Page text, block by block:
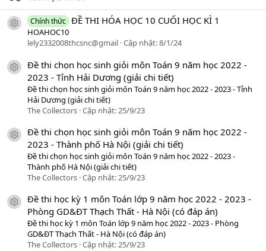
icon tài liệu
Chính thức ĐỀ THI HÓA HỌC 10 CUỐI HỌC KÌ 1
HOAHOC10
lely2332008thcsnc@gmail Cập nhật:8/1/24
icon tài liệu
Đề thi chọn học sinh giỏi môn Toán 9 năm học 2022 -
2023 - Tỉnh Hải Dương (giải chi tiết)
Đề thi chọn học sinh giỏi môn Toán 9 năm học 2022 - 2023 - Tỉnh
Hải Dương (giải chi tiết)
The Collectors Cập nhật:25/9/23
icon tài liệu
Đề thi chọn học sinh giỏi môn Toán 9 năm học 2022 -
2023 - Thành phố Hà Nội (giải chi tiết)
Đề thi chọn học sinh giỏi môn Toán 9 năm học 2022 - 2023 -
Thành phố Hà Nội (giải chi tiết)
The Collectors Cập nhật:25/9/23
icon tài liệu
Đề thi học kỳ 1 môn Toán lớp 9 năm học 2022 - 2023 -
Phòng GD&ĐT Thạch Thất - Hà Nội (có đáp án)
Đề thi học kỳ 1 môn Toán lớp 9 năm học 2022 - 2023 - Phòng
GD&ĐT Thạch Thất - Hà Nội (có đáp án)
The Collectors Cập nhật:25/9/23